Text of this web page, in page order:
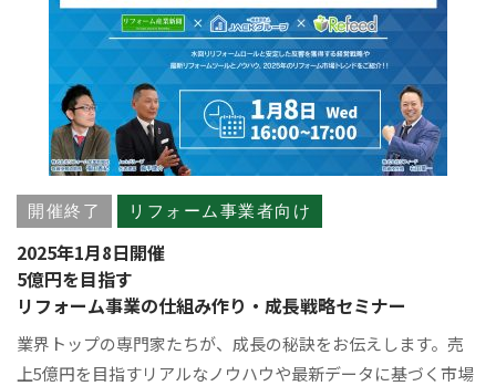
開催終了 リフォーム事業者向け
2025年1月8日開催
5億円を目指す
リフォーム事業の仕組み作り・成長戦略セミナー
業界トップの専門家たちが、成長の秘訣をお伝えします。売
上5億円を目指すリアルなノウハウや最新データに基づく市場